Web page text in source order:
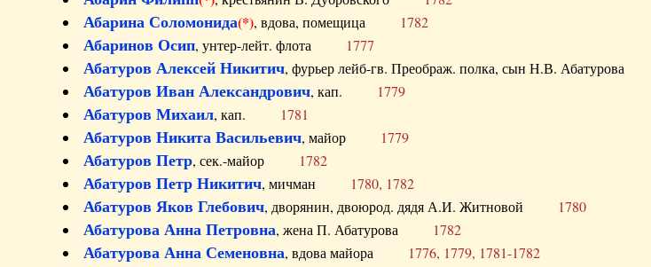
Абарина Соломонида(*), вдова, помещица 1782
Абаринов Осип, унтер-лейт. флота 1777
Абатуров Алексей Никитич, фурьер лейб-гв. Преображ. полка, сын Н.В. Абатурова
Абатуров Иван Александрович, кап. 1779
Абатуров Михаил, кап. 1781
Абатуров Никита Васильевич, майор 1779
Абатуров Петр, сек.-майор 1782
Абатуров Петр Никитич, мичман 1780, 1782
Абатуров Яков Глебович, дворянин, двоюрод. дядя А.И. Житновой 1780
Абатурова Анна Петровна, жена П. Абатурова 1782
Абатурова Анна Семеновна, вдова майора 1776, 1779, 1781-1782